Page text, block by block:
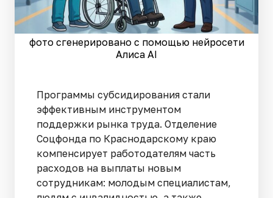
фото сгенерировано с помощью нейросети
Алиса AI
Программы субсидирования стали
эффективным инструментом
поддержки рынка труда. Отделение
Соцфонда по Краснодарскому краю
компенсирует работодателям часть
расходов на выплаты новым
сотрудникам: молодым специалистам,